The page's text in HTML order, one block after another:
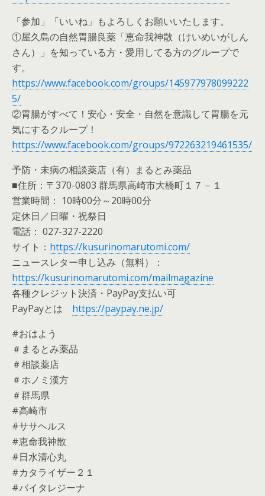
「参加」「いいね」もよろしくお願いいたします。
①屋久島の自然胃腸良薬「恵命我神散（けいめいがしん
さん）」を知っている方・愛用してる方のグループで
す。
https://www.facebook.com/groups/145977978099222
5/
②胃腸がすべて！安心・安全・自然を意識して胃腸を元
気にするクループ！
https://www.facebook.com/groups/972263219461535/
予防・未病の相談薬店（有）まるとみ薬品
■住所：〒370-0803 群馬県高崎市大橋町１７－１
営業時間： 10時00分～20時00分
定休日／日曜・祝祭日
電話： 027-327-2220
サイト： https://kusurinomarutomi.com/
ニュースレター申し込み（無料）：
https://kusurinomarutomi.com/mailmagazine
各種クレジット決済・PayPay支払い可
PayPayとは https://paypay.ne.jp/
#おはよう
＃まるとみ薬品
＃相談薬店
＃ホノミ漢方
＃群馬県
#高崎市
#ササヘルス
#恵命我神散
#日水清心丸
#カタライザー２１
#バイタレジーナ